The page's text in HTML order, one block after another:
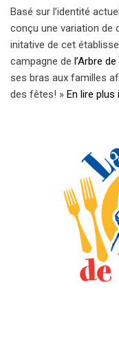
Basé sur l’identité
conçu une variation de
initative de cet
campagne de l’Arbre de
ses bras aux familles
des fêtes! » En lire plus